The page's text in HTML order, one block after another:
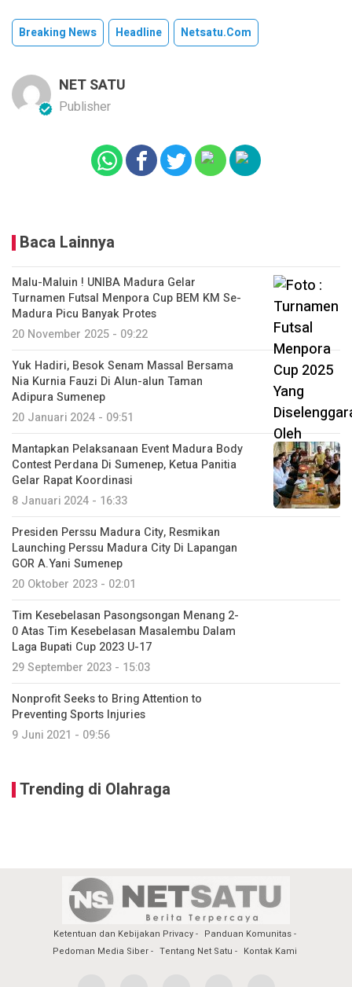
Breaking News Headline Netsatu.com
NET SATU
Publisher
Baca Lainnya
Malu-Maluin ! UNIBA Madura Gelar
Turnamen Futsal Menpora Cup BEM KM Se-
Madura Picu Banyak Protes
20 November 2025 - 09:22
Yuk Hadiri, Besok Senam Massal Bersama
Nia Kurnia Fauzi Di Alun-alun Taman
Adipura Sumenep
20 Januari 2024 - 09:51
Mantapkan Pelaksanaan Event Madura Body
Contest Perdana Di Sumenep, Ketua Panitia
Gelar Rapat Koordinasi
8 Januari 2024 - 16:33
Presiden Perssu Madura City, Resmikan
Launching Perssu Madura City Di Lapangan
GOR A.Yani Sumenep
20 Oktober 2023 - 02:01
Tim Kesebelasan Pasongsongan Menang 2-
0 Atas Tim Kesebelasan Masalembu Dalam
Laga Bupati Cup 2023 U-17
29 September 2023 - 15:03
Nonprofit Seeks to Bring Attention to
Preventing Sports Injuries
9 Juni 2021 - 09:56
Trending di Olahraga
Ketentuan dan Kebijakan Privacy
Panduan Komunitas
Pedoman Media Siber
Tentang Net Satu Kontak Kami